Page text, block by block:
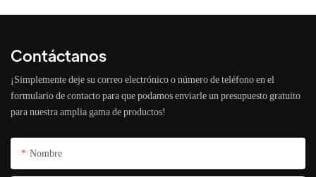
Contáctanos
¡Simplemente deje su correo electrónico o número de teléfono en el
formulario de contacto para que podamos enviarle un presupuesto gratuito
para nuestra amplia gama de productos!
Nombre